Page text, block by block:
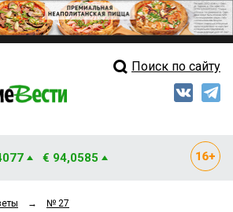
Свежий выпускПоиск по сайту
€ 94,0585
→ № 27